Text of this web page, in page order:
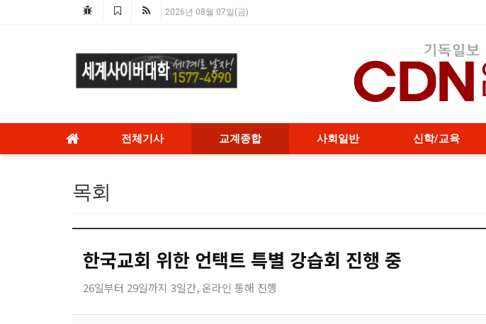
2026년 08월 07일(금)
전체기사 교계종합 사회일반 신학/교육
목회
한국교회 위한 언택트 특별 강습회 진행 중
26일부터 29일까지 3일간, 온라인 통해 진행